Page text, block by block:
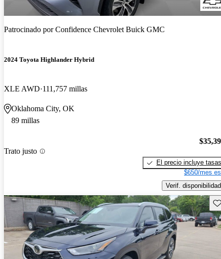
Patrocinado porConfidence Chevrolet Buick GMC
2024 Toyota Highlander Hybrid
XLE AWD 111,757 millas
Oklahoma City, OK
89 millas
Trato justo
El precio incluye tasas
$650/mes
Verif. disponibilidad